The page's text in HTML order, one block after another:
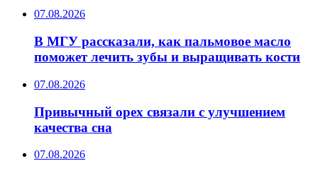
07.08.2026
В МГУ рассказали, как пальмовое масло
поможет лечить зубы и выращивать кости
07.08.2026
Привычный орех связали с улучшением
качества сна
07.08.2026